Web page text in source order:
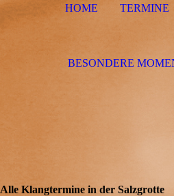
HOME TERMINE
BESONDERE
Alle Klangtermine in der Salzgrotte